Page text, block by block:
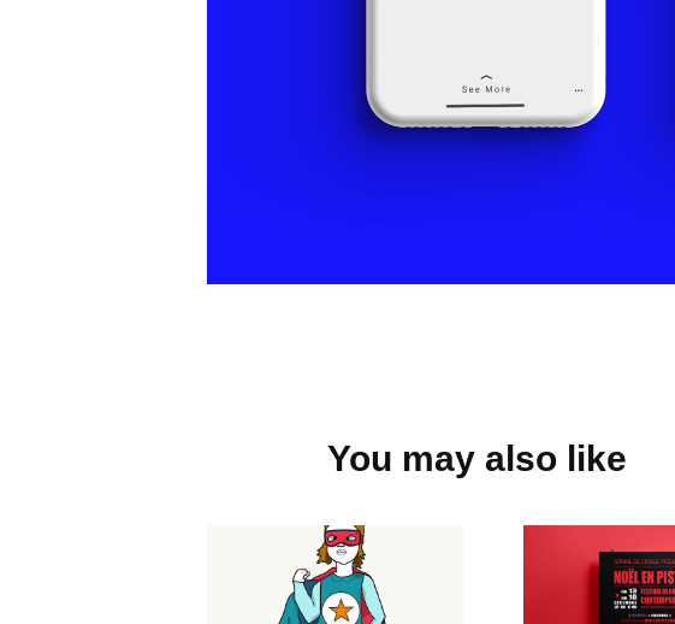
You may also like
Portraits
Illustration
Noël en
Piste